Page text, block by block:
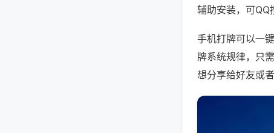
辅助安装，可
手机打牌可以一
牌系统规律，只
想分享给好友或